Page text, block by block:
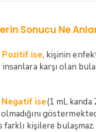
Sonucu Ne
ise, kişinin
karşı olan
Negatif ise(1 mL kanda
farklı kişilere bulaşmaz.